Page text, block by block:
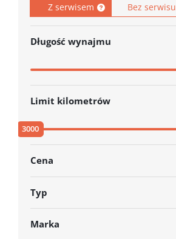
Z serwisem Bez serwisu
Długość wynajmu
Limit kilometrów
3000
Cena
Typ
Marka